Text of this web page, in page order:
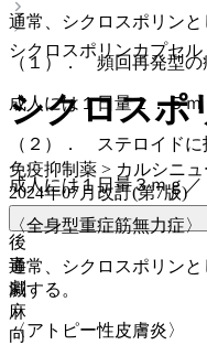
通常、シクロスポリン
（１）． 頻回再発型の
成人には１日量１．５
（２）． ステロイドに
成人には１日量３ｍｇ
〈全身型重症筋無力症〉
通常、シクロスポリン
減する。
〈アトピー性皮膚炎〉
シクロスポリンカプセル
シクロスポ
免疫抑制薬 > カルシニ
2024年07月改訂(第7版)
後
毒
劇
麻
向